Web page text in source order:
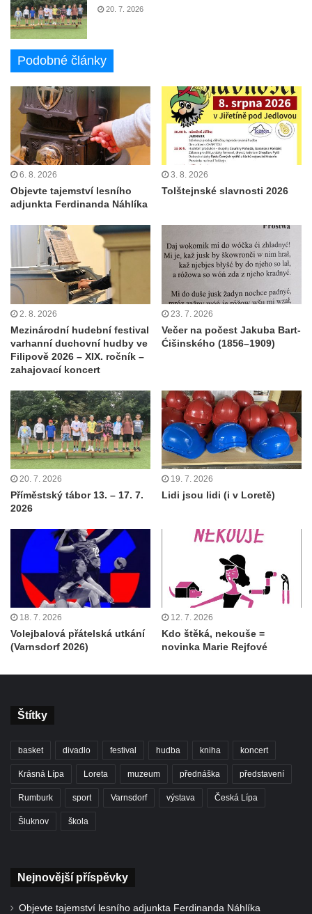
20. 7. 2026
Podobné články
6. 8. 2026
Objevte tajemství lesního
adjunkta Ferdinanda Náhlíka
3. 8. 2026
Tolštejnské slavnosti 2026
2. 8. 2026
Mezinárodní hudební festival
varhanní duchovní hudby ve
Filipově 2026 – XIX. ročník –
zahajovací koncert
23. 7. 2026
Večer na počest Jakuba Bart-
Ćišinského (1856–1909)
20. 7. 2026
Příměstský tábor 13. – 17. 7.
2026
19. 7. 2026
Lidi jsou lidi (i v Loretě)
18. 7. 2026
Volejbalová přátelská utkání
(Varnsdorf 2026)
12. 7. 2026
Kdo štěká, nekouše =
novinka Marie Rejfové
Štítky
basket divadlo festival hudba kniha koncert
Krásná Lípa Loreta muzeum přednáška představení
Rumburk sport Varnsdorf výstava Česká Lípa
Šluknov škola
Nejnovější příspěvky
Objevte tajemství lesního adjunkta Ferdinanda Náhlíka